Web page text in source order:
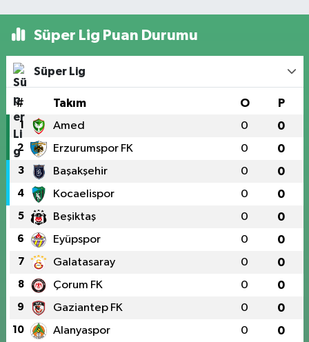
Süper Lig Puan Durumu
Süper Lig
# Takım O P
1 Amed 0 0
2 Erzurumspor FK 0 0
3 Başakşehir 0 0
4 Kocaelispor 0 0
5 Beşiktaş 0 0
6 Eyüpspor 0 0
7 Galatasaray 0 0
8 Çorum FK 0 0
9 Gaziantep FK 0 0
10 Alanyaspor 0 0